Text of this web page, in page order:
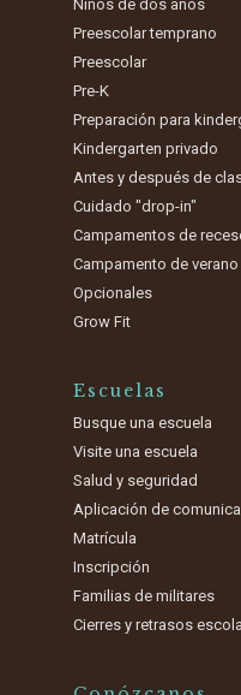
Niños de dos años
Preescolar temprano
Preescolar
Pre-K
Preparación para
Kindergarten privado
Antes y después de
Cuidado "drop-in"
Campamentos de
Campamento de verano
Opcionales
Grow Fit
Escuelas
Busque una escuela
Visite una escuela
Salud y seguridad
Aplicación de
Matrícula
Inscripción
Familias de militares
Cierres y retrasos